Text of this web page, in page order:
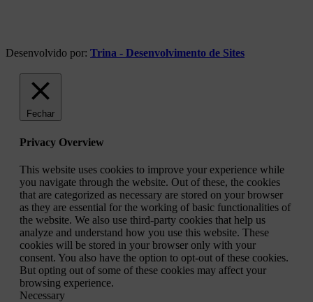
Desenvolvido por: Trina - Desenvolvimento de Sites
Fechar
Privacy Overview
This website uses cookies to improve your experience while
you navigate through the website. Out of these, the cookies
that are categorized as necessary are stored on your browser
as they are essential for the working of basic functionalities of
the website. We also use third-party cookies that help us
analyze and understand how you use this website. These
cookies will be stored in your browser only with your
consent. You also have the option to opt-out of these cookies.
But opting out of some of these cookies may affect your
browsing experience.
Necessary